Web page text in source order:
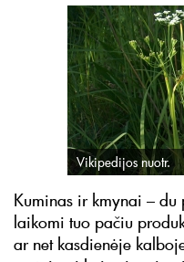
Vikipedijos nuotr.
Kuminas ir kmynai –
laikomi tuo pačiu
ar net kasdienėje